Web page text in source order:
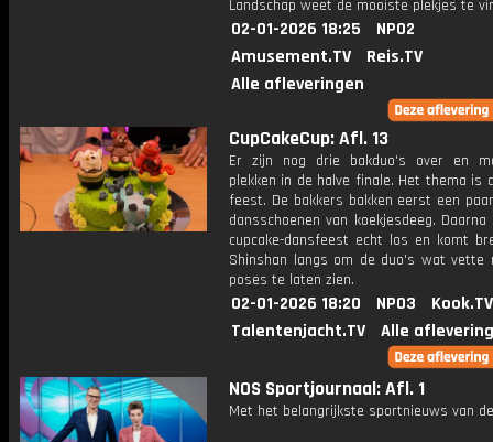
Landschap weet de mooiste plekjes te
02-01-2026 18:25
NPO2
Amusement.TV
Reis.TV
Alle afleveringen
CupCakeCup: Afl. 13
Er zijn nog drie bakduo's over en
plekken in de halve finale. Het thema is
feest. De bakkers bakken eerst een
dansschoenen van koekjesdeeg.
cupcake-dansfeest echt los en komt
Shinshan langs om de duo's wat vette
poses te laten zien.
02-01-2026 18:20 NPO3
Kook.TV
Talentenjacht.TV
Alle
NOS Sportjournaal: Afl. 1
Met het belangrijkste sportnieuws van